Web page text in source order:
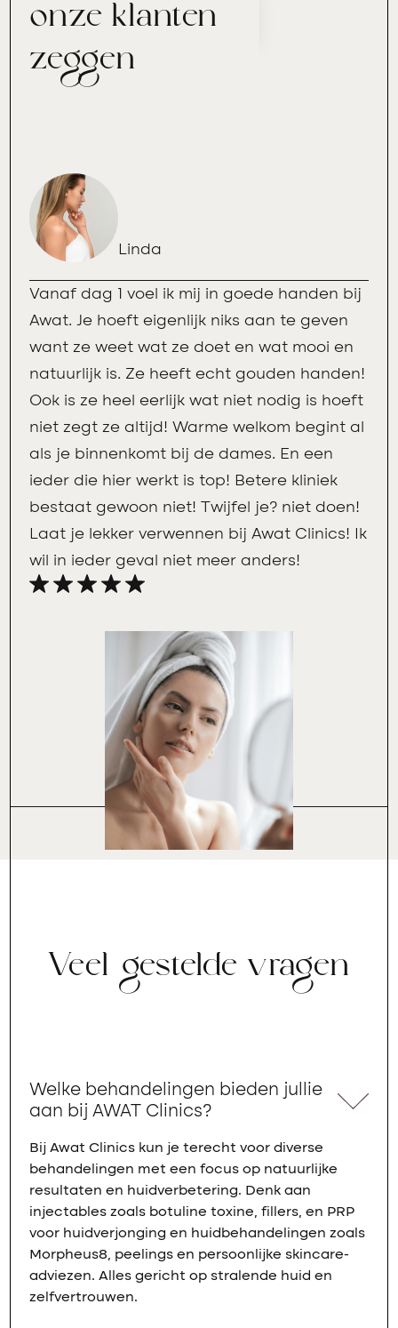
onze klanten
zeggen
Linda
Vanaf dag 1 voel ik mij in goede handen bij
Awat. Je hoeft eigenlijk niks aan te geven
want ze weet wat ze doet en wat mooi en
natuurlijk is. Ze heeft echt gouden handen!
Ook is ze heel eerlijk wat niet nodig is hoeft
niet zegt ze altijd! Warme welkom begint al
als je binnenkomt bij de dames. En een
ieder die hier werkt is top! Betere kliniek
bestaat gewoon niet! Twijfel je? niet doen!
Laat je lekker verwennen bij Awat Clinics! Ik
wil in ieder geval niet meer anders!
Veel gestelde vragen
Welke behandelingen bieden jullie
aan bij AWAT Clinics?
Bij Awat Clinics kun je terecht voor diverse
behandelingen met een focus op natuurlijke
resultaten en huidverbetering. Denk aan
injectables zoals botuline toxine, fillers, en PRP
voor huidverjonging en huidbehandelingen zoals
Morpheus8, peelings en persoonlijke skincare-
adviezen. Alles gericht op stralende huid en
zelfvertrouwen.